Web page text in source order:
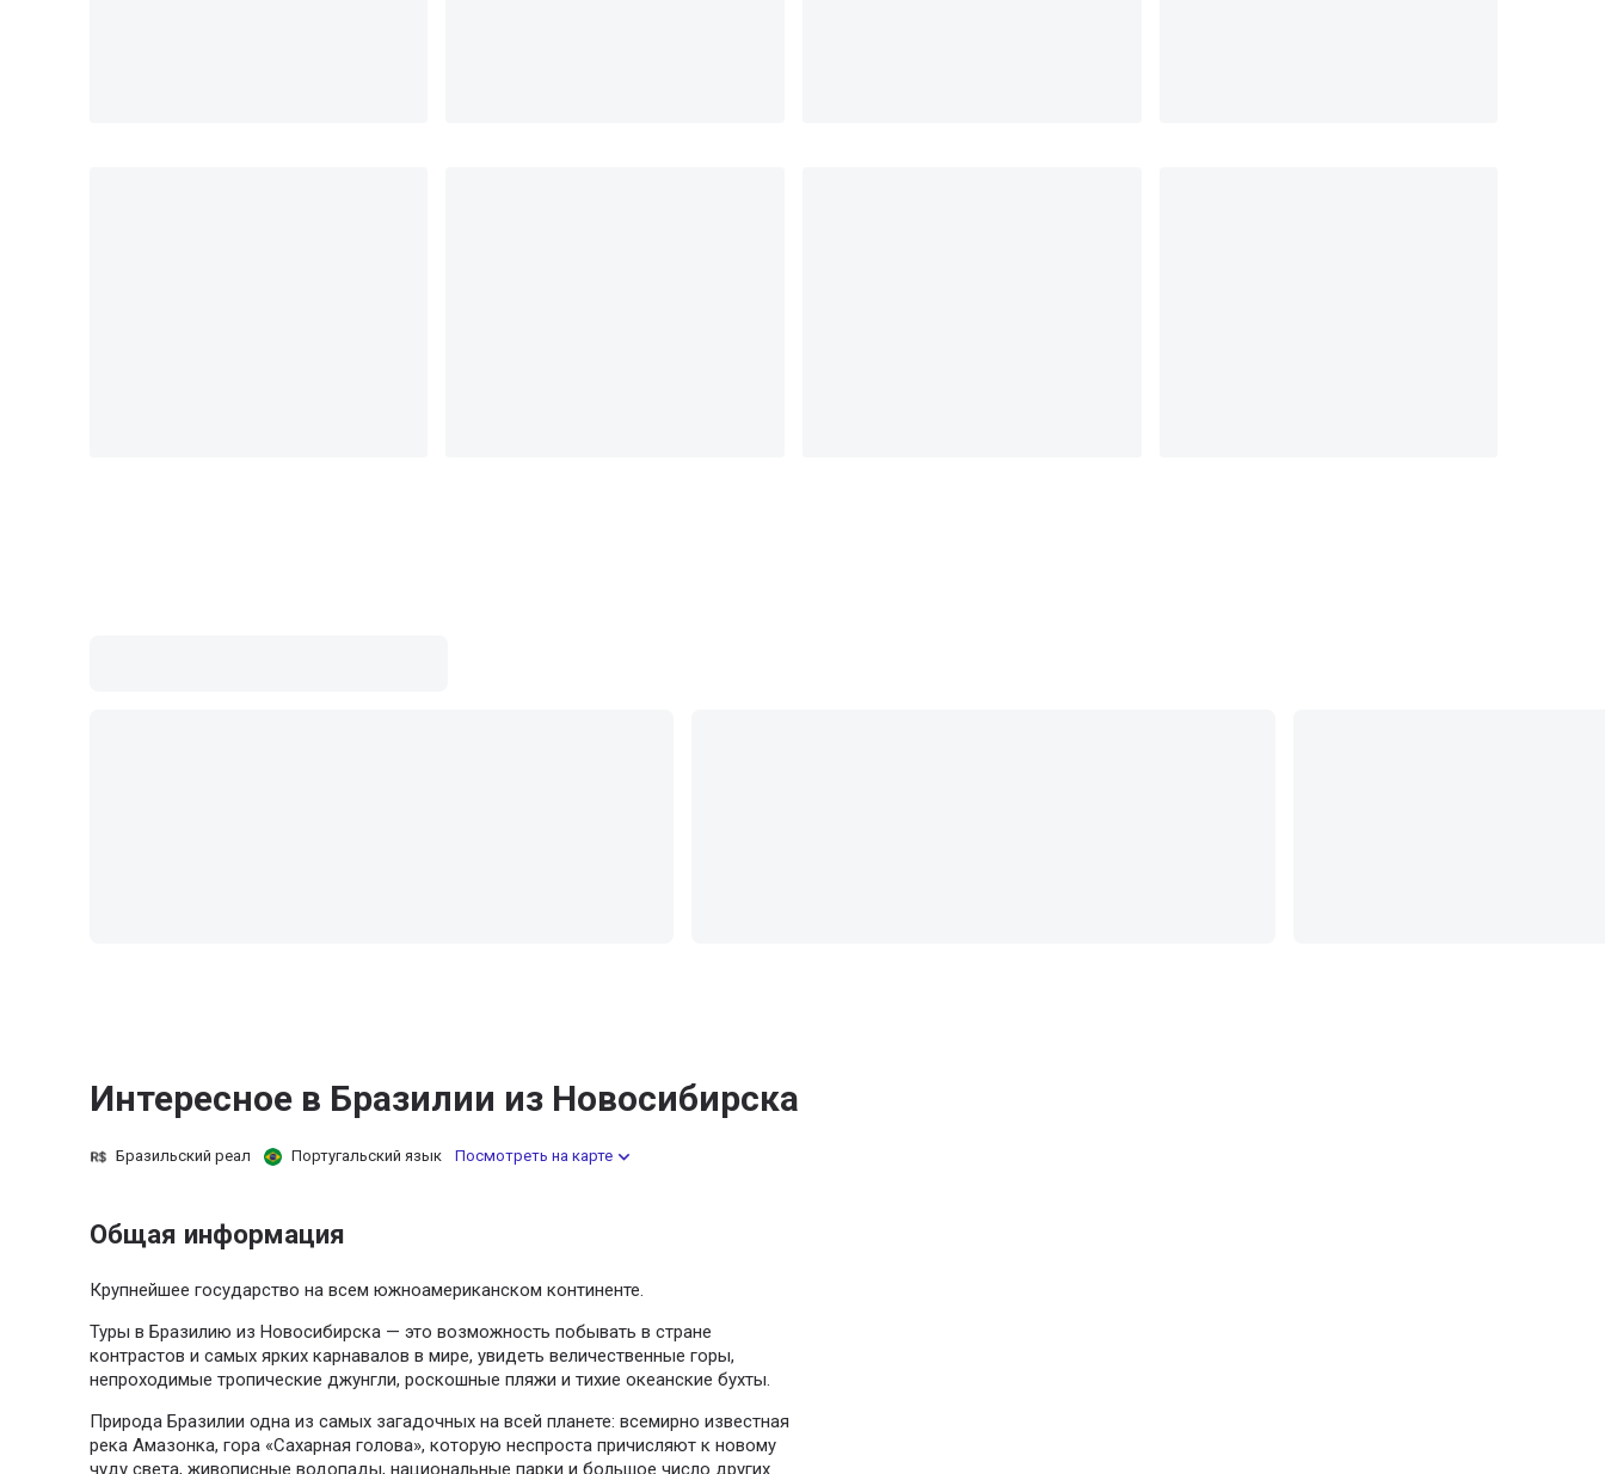
Интересное в Бразилии из Новосибирска
Бразильский реал Португальский язык Посмотреть на карте
Общая информация
Крупнейшее государство на всем южноамериканском континенте.
Туры в Бразилию из Новосибирска — это возможность побывать в стране
контрастов и самых ярких карнавалов в мире, увидеть величественные горы,
непроходимые тропические джунгли, роскошные пляжи и тихие океанские бухты.
Природа Бразилии одна из самых загадочных на всей планете: всемирно известная
река Амазонка, гора «Сахарная голова», которую неспроста причисляют к новому
чуду света, живописные водопады, национальные парки и большое число других